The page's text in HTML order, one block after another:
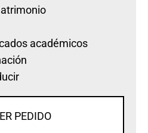
académicos
PEDIDO